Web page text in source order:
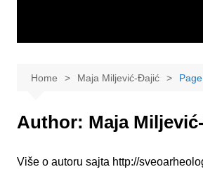
Home Maja Miljević-Đajić
Author: Maja
Više o autoru sajta http://